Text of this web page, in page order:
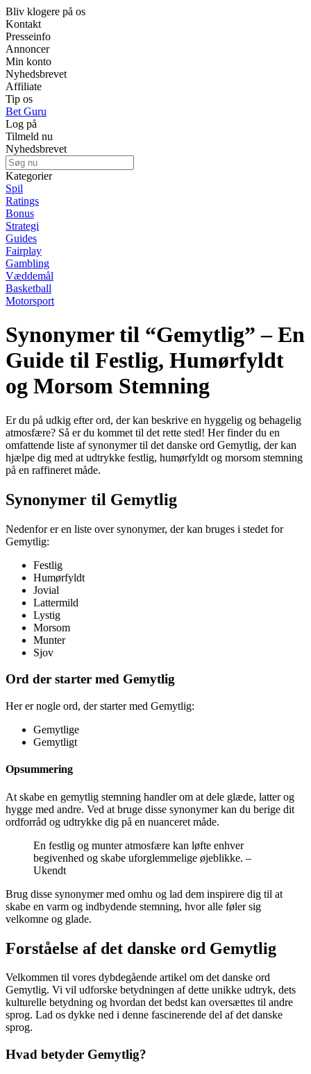
Bliv klogere på os
Kontakt
Presseinfo
Annoncer
Min konto
Nyhedsbrevet
Affiliate
Tip os
Bet Guru
Log på
Tilmeld nu
Nyhedsbrevet
Kategorier
Spil
Ratings
Bonus
Strategi
Guides
Fairplay
Gambling
Væddemål
Basketball
Motorsport
Synonymer til “Gemytlig” – En
Guide til Festlig, Humørfyldt
og Morsom Stemning
Er du på udkig efter ord, der kan beskrive en hyggelig og behagelig
atmosfære? Så er du kommet til det rette sted! Her finder du en
omfattende liste af synonymer til det danske ord Gemytlig, der kan
hjælpe dig med at udtrykke festlig, humørfyldt og morsom stemning
på en raffineret måde.
Synonymer til Gemytlig
Nedenfor er en liste over synonymer, der kan bruges i stedet for
Gemytlig:
Festlig
Humørfyldt
Jovial
Lattermild
Lystig
Morsom
Munter
Sjov
Ord der starter med Gemytlig
Her er nogle ord, der starter med Gemytlig:
Gemytlige
Gemytligt
Opsummering
At skabe en gemytlig stemning handler om at dele glæde, latter og
hygge med andre. Ved at bruge disse synonymer kan du berige dit
ordforråd og udtrykke dig på en nuanceret måde.
En festlig og munter atmosfære kan løfte enhver
begivenhed og skabe uforglemmelige øjeblikke. –
Ukendt
Brug disse synonymer med omhu og lad dem inspirere dig til at
skabe en varm og indbydende stemning, hvor alle føler sig
velkomne og glade.
Forståelse af det danske ord Gemytlig
Velkommen til vores dybdegående artikel om det danske ord
Gemytlig. Vi vil udforske betydningen af dette unikke udtryk, dets
kulturelle betydning og hvordan det bedst kan oversættes til andre
sprog. Lad os dykke ned i denne fascinerende del af det danske
sprog.
Hvad betyder Gemytlig?